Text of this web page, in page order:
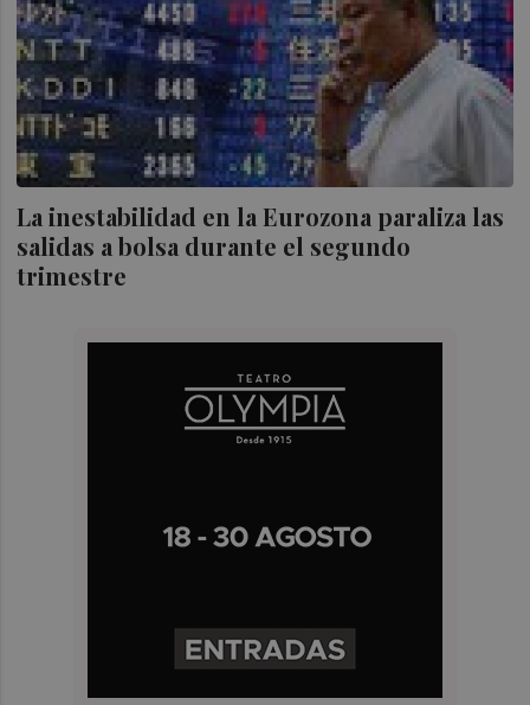
La inestabilidad en la Eurozona paraliza las
salidas a bolsa durante el segundo
trimestre